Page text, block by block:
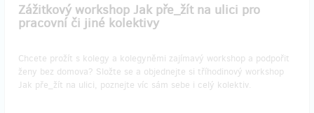
Zážitkový workshop Jak pře_žít na ulici pro
pracovní či jiné kolektivy
Chcete prožít s kolegy a kolegyněmi zajímavý workshop a podpořit
ženy bez domova? Složte se a objednejte si tříhodinový workshop
Jak pře_žít na ulici, poznejte víc sám sebe i celý kolektiv.